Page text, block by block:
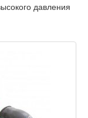
давления